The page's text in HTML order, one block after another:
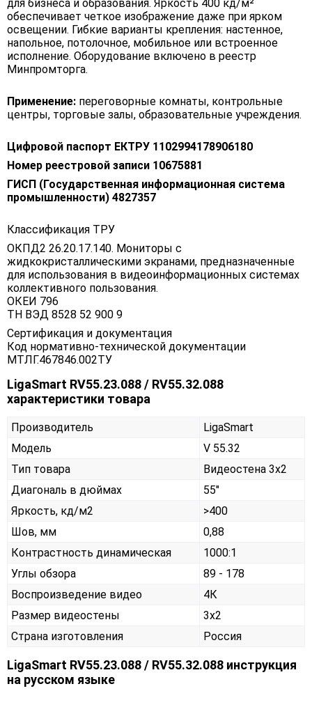
для бизнеса и образования. Яркость 400 кд/м²
обеспечивает четкое изображение даже при ярком
освещении. Гибкие варианты крепления: настенное,
напольное, потолочное, мобильное или встроенное
исполнение. Оборудование включено в реестр
Минпромторга.
Применение: переговорные комнаты, контрольные
центры, торговые залы, образовательные учреждения.
Цифровой паспорт ЕКТРУ 1102994178906180
Номер реестровой записи 10675881
ГИСП (Государственная информационная система
промышленности) 4827357
Классификация ТРУ
ОКПД2 26.20.17.140. Мониторы с
жидкокристаллическими экранами, предназначенные
для использования в видеоинформационных системах
коллективного пользования.
ОКЕИ 796
ТН ВЭД 8528 52 900 9
Сертификация и документация
Код нормативно-технической документации
МТЛГ.467846.002ТУ
LigaSmart RV55.23.088 / RV55.32.088
характеристики товара
Производитель
LigaSmart
Модель
V 55.32
Тип товара
Видеостена 3х2
Диагональ в дюймах
55"
Яркость, кд/м2
>400
Шов, мм
0,88
Контрастность динамическая
1000:1
Углы обзора
89 - 178
Воспроизведение видео
4К
Размер видеостены
3x2
Страна изготовления
Россия
LigaSmart RV55.23.088 / RV55.32.088 инструкция
на русском языке